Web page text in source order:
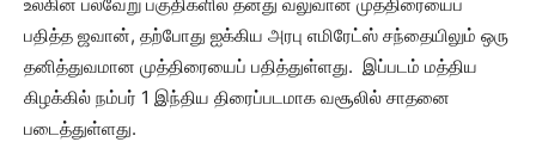
பதித்த ஜவான், தற்போது ஐக்கிய அரபு எமிரேட்ஸ் சந்தையிலும் ஒரு
தனித்துவமான முத்திரையைப் பதித்துள்ளது. இப்படம் மத்திய
கிழக்கில் நம்பர் 1 இந்திய திரைப்படமாக வசூலில் சாதனை
படைத்துள்ளது.